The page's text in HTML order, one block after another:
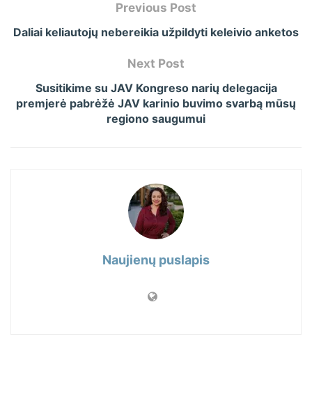
Previous Post
Daliai keliautojų nebereikia užpildyti keleivio anketos
Next Post
Susitikime su JAV Kongreso narių delegacija
premjerė pabrėžė JAV karinio buvimo svarbą mūsų
regiono saugumui
Naujienų puslapis